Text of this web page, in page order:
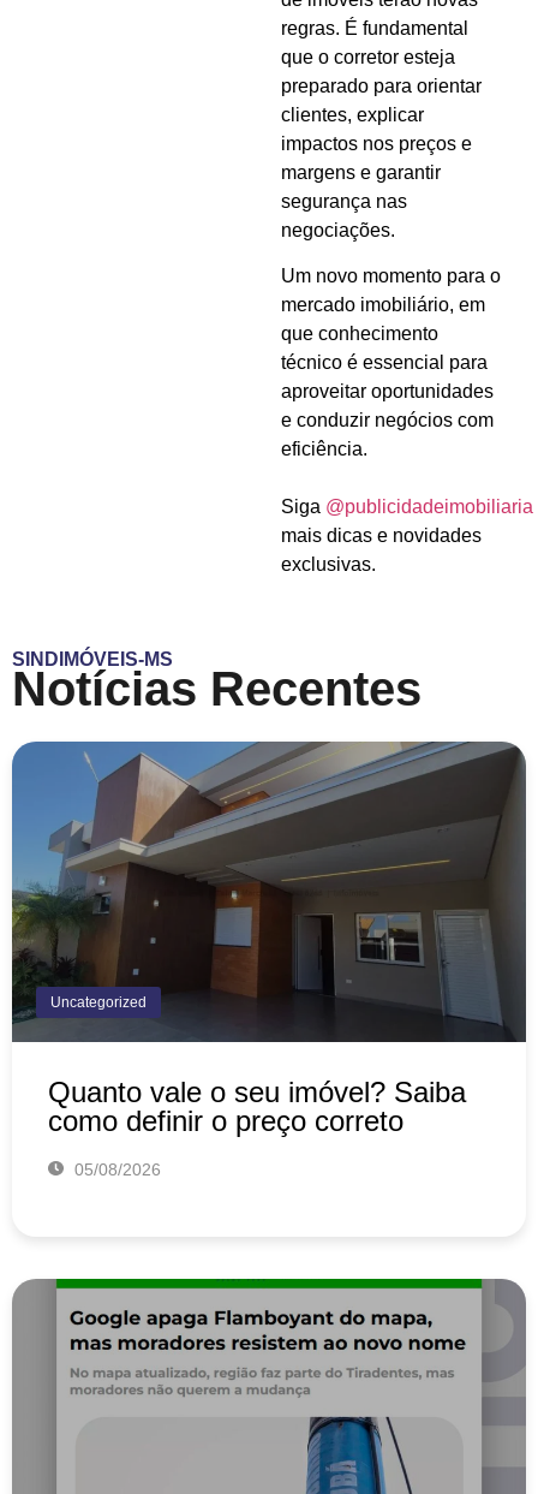
regras. É fundamental
que o corretor esteja
preparado para orientar
clientes, explicar
impactos nos preços e
margens e garantir
segurança nas
negociações.
Um novo momento para o
mercado imobiliário, em
que conhecimento
técnico é essencial para
aproveitar oportunidades
e conduzir negócios com
eficiência.
Siga @publicidadeimobiliaria
mais dicas e novidades
exclusivas.
SINDIMÓVEIS-MS
Notícias Recentes
Uncategorized
Quanto vale o seu imóvel? Saiba
como definir o preço correto
05/08/2026